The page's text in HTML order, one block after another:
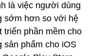
là việc người dùng
sớm hơn so với hệ
triển phần mềm cho
sản phẩm cho iOS